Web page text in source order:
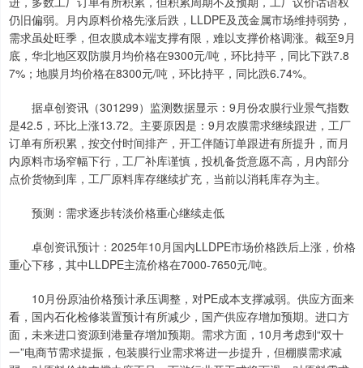
仍旧偏弱。月内原料价格先涨后跌，LLDPE及茂金属市场维持弱势，
需求虽处旺季，但农膜成本端支撑有限，难以支撑价格调涨。截至9月
底，华北地区双防膜月均价格在9300元/吨，环比持平，同比下跌7.8
7%；地膜月均价格在8300元/吨，环比持平，同比跌6.74%。
据卓创资讯（301299）监测数据显示：9月份农膜行业景气指数
是42.5，环比上涨13.72。主要原因是：9月农膜需求继续跟进，工厂
订单有所积累，按交付时间排产，开工伴随订单跟进有所提升，而月
内原料市场窄幅下行，工厂补库谨慎，投机备货意愿不高，月内部分
点价货物到库，工厂原料库存继续扩充，当前以消耗库存为主。
预测：需求逐步转淡价格重心继续走低
卓创资讯预计：2025年10月国内LLDPE市场价格跌后上涨，价格
重心下移，其中LLDPE主流价格在7000-7650元/吨。
10月份原油价格预计承压调整，对PE成本支撑减弱。供应方面来
看，国内石化检修装置预计有所减少，国产供应存增加预期。进口方
面，未来进口资源到港量存增加预期。需求方面，10月考虑到“双十
一”电商节需求提振，包装膜行业需求将进一步提升，但棚膜需求减